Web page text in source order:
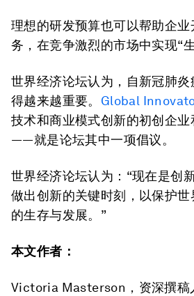
理想的研发预算也可以帮助企业
务，在竞争激烈的市场中实现“
世界经济论坛认为，自新冠肺
得越来越重要。 Global
技术和商业模式创新的初创企
——就是论坛其中一项倡议。
世界经济论坛认为：“现在是创
做出创新的关键时刻，以保护
的生存与发展。”
本文作者：
Victoria Masterson，资深撰稿